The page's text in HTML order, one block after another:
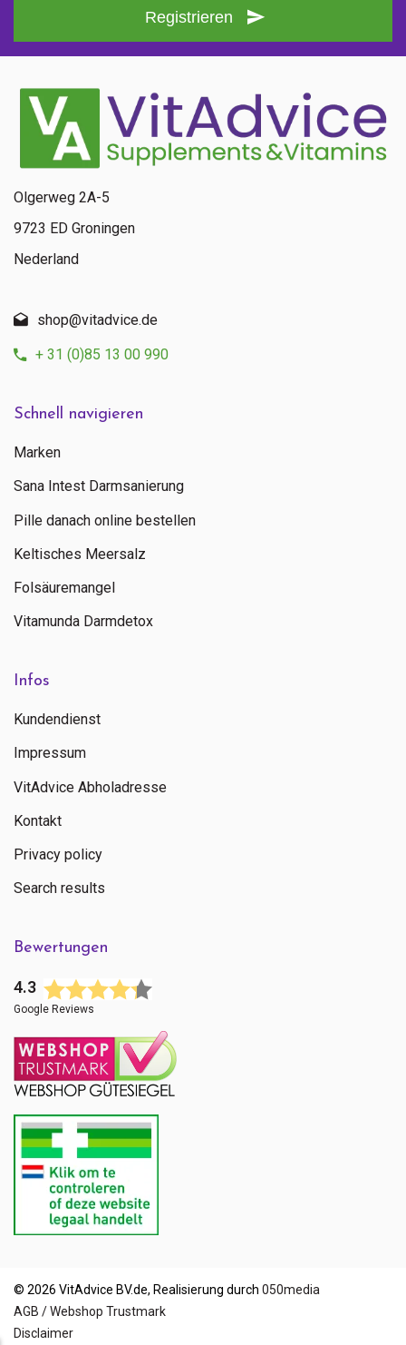
Registrieren
Schnell navigieren
Marken
Sana Intest Darmsanierung
Pille danach online bestellen
Keltisches Meersalz
Folsäuremangel
Vitamunda Darmdetox
Infos
Kundendienst
Impressum
VitAdvice Abholadresse
Kontakt
Privacy policy
Search results
Bewertungen
4.3
Google Reviews
Olgerweg 2A-5
9723 ED Groningen
Nederland
shop@vitadvice.de
+ 31 (0)85 13 00 990
© 2026 VitAdvice BV.de, Realisierung durch 050media
AGB / Webshop Trustmark
Disclaimer